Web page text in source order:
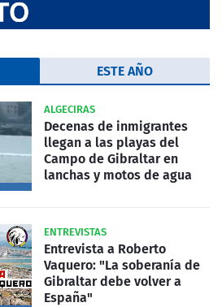
ESTE AÑO
ALGECIRAS
Decenas de inmigrantes
llegan a las playas del
Campo de Gibraltar en
lanchas y motos de agua
ENTREVISTAS
Entrevista a Roberto
Vaquero: "La soberanía de
Gibraltar debe volver a
España"